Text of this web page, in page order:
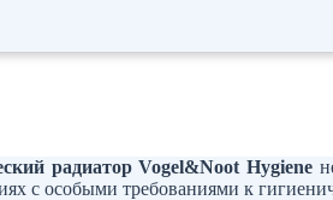
радиатор Vogel&Noot Hygiene
с особыми требованиями к